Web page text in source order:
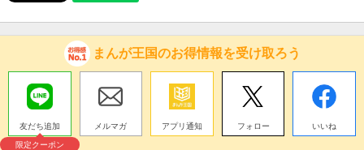
まんが王国のお得情報を受け取ろう
友だち追加
限定クーポン
メルマガ アプリ通知 フォロー いいね